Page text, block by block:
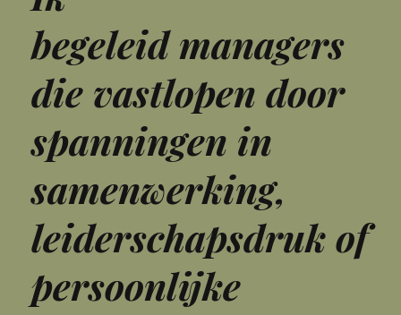
begeleid managers
die vastlopen door
spanningen in
samenwerking,
leiderschapsdruk of
persoonlijke